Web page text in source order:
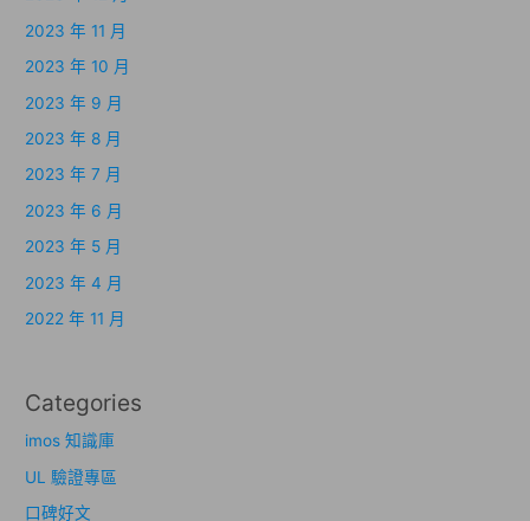
2023 年 11 月
2023 年 10 月
2023 年 9 月
2023 年 8 月
2023 年 7 月
2023 年 6 月
2023 年 5 月
2023 年 4 月
2022 年 11 月
Categories
imos 知識庫
UL 驗證專區
口碑好文